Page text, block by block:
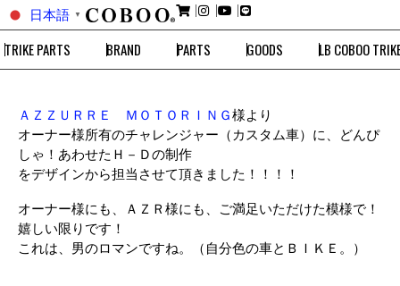
日本語 ▼
TRIKE PARTS BRAND PARTS GOODS LB COBOO
ＡＺＺＵＲＲＥ ＭＯＴＯＲＩＮＧ様より
オーナー様所有のチャレンジャー（カスタム車）に、どんぴ
しゃ！あわせたＨ－Ｄの制作
をデザインから担当させて頂きました！！！！
オーナー様にも、ＡＺＲ様にも、ご満足いただけた模様で！
嬉しい限りです！
これは、男のロマンですね。（自分色の車とＢＩＫＥ。）